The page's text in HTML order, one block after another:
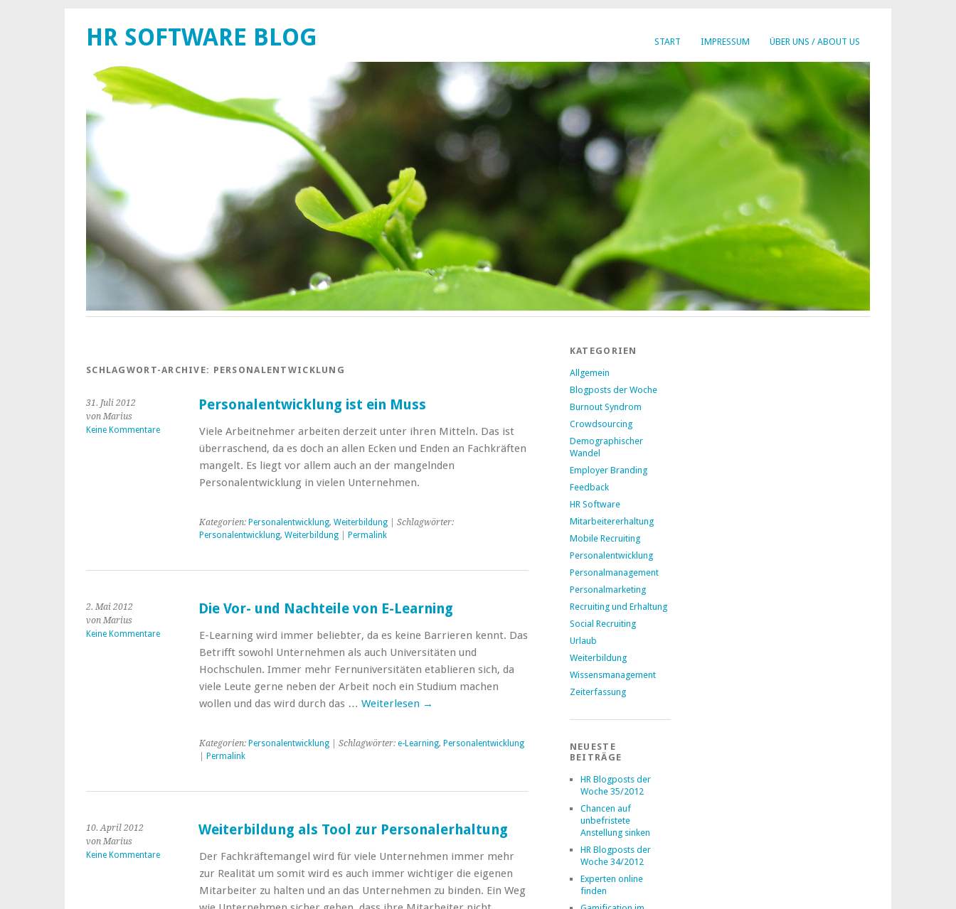
START IMPRESSUM ÜBER UNS / ABOUT US
HR SOFTWARE BLOG
SCHLAGWORT-ARCHIVE: PERSONALENTWICKLUNG
31. Juli 2012
von Marius
Keine Kommentare
Personalentwicklung ist ein Muss
Viele Arbeitnehmer arbeiten derzeit unter ihren Mitteln. Das ist
überraschend, da es doch an allen Ecken und Enden an Fachkräften
mangelt. Es liegt vor allem auch an der mangelnden
Personalentwicklung in vielen Unternehmen.
Kategorien: Personalentwicklung, Weiterbildung| Schlagwörter:
Personalentwicklung, Weiterbildung| Permalink
2. Mai 2012
von Marius
Keine Kommentare
Die Vor- und Nachteile von E-Learning
E-Learning wird immer beliebter, da es keine Barrieren kennt. Das
Betrifft sowohl Unternehmen als auch Universitäten und
Hochschulen. Immer mehr Fernuniversitäten etablieren sich, da
viele Leute gerne neben der Arbeit noch ein Studium machen
wollen und das wird durch das … Weiterlesen →
Kategorien: Personalentwicklung| Schlagwörter: e-Learning, Personalentwicklung
Permalink
10. April 2012
von Marius
Keine Kommentare
Weiterbildung als Tool zur Personalerhaltung
Der Fachkräftemangel wird für viele Unternehmen immer mehr
zur Realität um somit wird es auch immer wichtiger die eigenen
Mitarbeiter zu halten und an das Unternehmen zu binden. Ein Weg
KATEGORIEN
Allgemein
Blogposts der Woche
Burnout Syndrom
Crowdsourcing
Demographischer
Wandel
Employer Branding
Feedback
HR Software
Mitarbeitererhaltung
Mobile Recruiting
Personalentwicklung
Personalmanagement
Personalmarketing
Recruiting und Erhaltung
Social Recruiting
Urlaub
Weiterbildung
Wissensmanagement
Zeiterfassung
NEUESTE
BEITRÄGE
HR Blogposts der
Woche 35/2012
Chancen auf
unbefristete
Anstellung sinken
HR Blogposts der
Woche 34/2012
Experten online
finden